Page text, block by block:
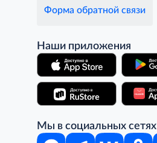
Форма обратной связи
Наши приложения
Мы в социальных сетях